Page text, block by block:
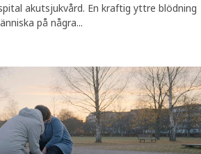
akutsjukvård. En kraftig yttre blödning
på några...